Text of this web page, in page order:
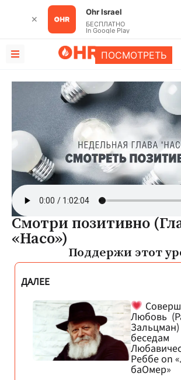
Смотри позитивно
«Насо»)
Поддержи этот
ДАЛЕЕ
Любовь
беседам
Реббе on
баОмер»
✕
Ohr Israel
БЕСПЛАТНО
In Google Play
ПОСМОТРЕТЬ